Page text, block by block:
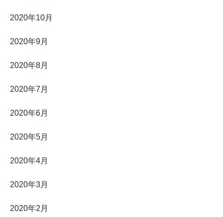
2020年10月
2020年9月
2020年8月
2020年7月
2020年6月
2020年5月
2020年4月
2020年3月
2020年2月